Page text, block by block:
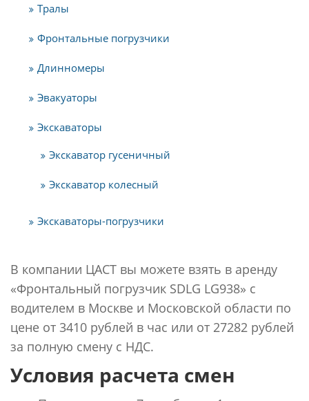
Тралы
Фронтальные погрузчики
Длинномеры
Эвакуаторы
Экскаваторы
Экскаватор гусеничный
Экскаватор колесный
Экскаваторы-погрузчики
В компании ЦАСТ вы можете взять в аренду
«Фронтальный погрузчик SDLG LG938» с
водителем в Москве и Московской области по
цене от 3410 рублей в час или от 27282 рублей
за полную смену с НДС.
Условия расчета смен